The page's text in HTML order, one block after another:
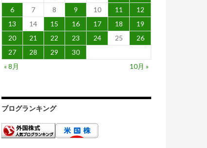
6
7 8 9 10 11
12
13
14 15 16 17 18
19
20
21 22 23 24 25
26
27
28 29
30
« 8月
10月 »
ブログランキング